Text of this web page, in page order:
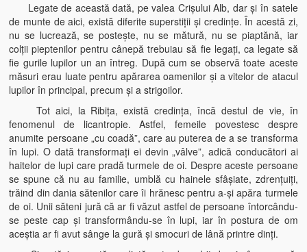
Legate de această dată, pe valea Crişului Alb, dar şi în satele
de munte de aici, există diferite superstiţii şi credinţe. În acestă zi,
nu se lucrează, se posteşte, nu se mătură, nu se piaptănă, iar
colţii pieptenilor pentru cânepă trebuiau să fie legaţi, ca legate să
fie gurile lupilor un an întreg. După cum se observă toate aceste
măsuri erau luate pentru apărarea oamenilor şi a vitelor de atacul
lupilor în principal, precum şi a strigoilor.
Tot aici, la Ribiţa, există credinţa, încă destul de vie, în
fenomenul de licantropie. Astfel, femeile povestesc despre
anumite persoane „cu coadă”, care au puterea de a se transforma
în lupi. O dată transformaţi ei devin „vâlve”, adică conducători ai
haitelor de lupi care pradă turmele de oi. Despre aceste persoane
se spune că nu au familie, umblă cu hainele sfâşiate, zdrenţuiţi,
trăind din dania sătenilor care îi hrănesc pentru a-şi apăra turmele
de oi. Unii săteni jură că ar fi văzut astfel de persoane întorcându-
se peste cap şi transformându-se în lupi, iar în postura de om
aceştia ar fi avut sânge la gură şi smocuri de lână printre dinţi.